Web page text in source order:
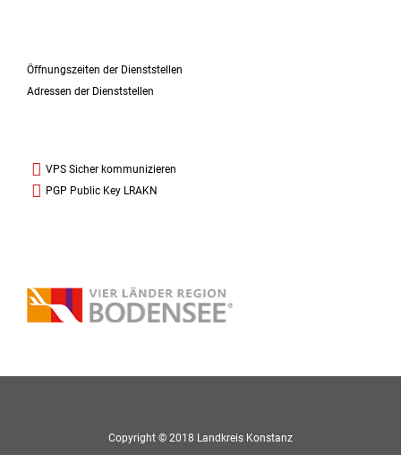
Öffnungszeiten der Dienststellen
Adressen der Dienststellen
VPS Sicher kommunizieren
PGP Public Key LRAKN
Copyright © 2018 Landkreis Konstanz